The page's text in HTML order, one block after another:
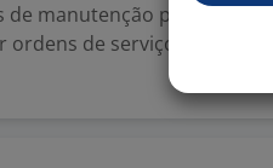
manutenção preventiva e
de serviço no